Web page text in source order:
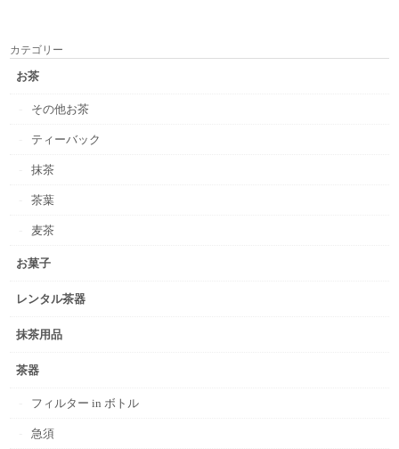
カテゴリー
お茶
その他お茶
ティーバック
抹茶
茶葉
麦茶
お菓子
レンタル茶器
抹茶用品
茶器
フィルター in ボトル
急須